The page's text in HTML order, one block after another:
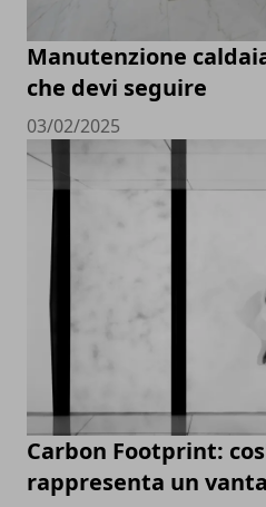
Manutenzione
che devi seguire
03/02/2025
Carbon Footprint:
rappresenta un